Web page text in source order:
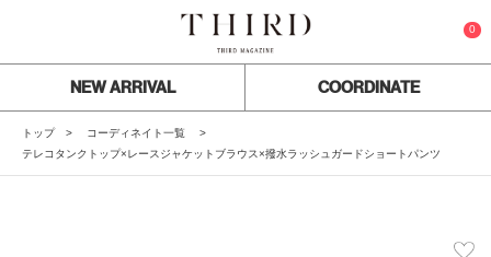
0
NEW ARRIVAL COORDINATE
トップ
コーディネイト一覧
テレコタンクトップ×レースジャケットブラウス×撥水ラッシュガードショートパンツ